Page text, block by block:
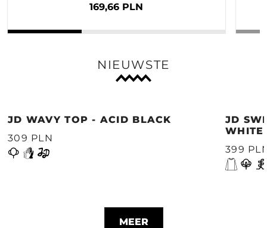
169,66 PLN
NIEUWSTE
JD WAVY TOP - ACID BLACK
309 PLN
JD
WHITE
399
MEER